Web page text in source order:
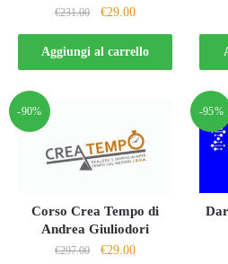
€231.00
Il
prezzo
originale
era:
€29.00Il
prezzo
attuale
è:
Aggiungi al carrello
-90%
Corso Crea Tempo di
Andrea Giuliodori
€297.00
Il
€29.00Il
-95%